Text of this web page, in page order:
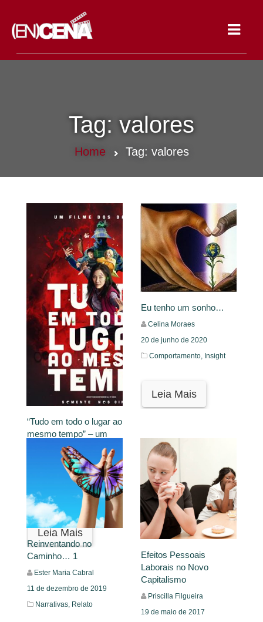
Tag: valores
Home Tag: valores
“Tudo em todo o lugar ao
mesmo tempo” – um
convite para a falta
Matheus de Castro
23 de março de 2023
Filme
Leia Mais
Eu tenho um sonho…
Celina Moraes
20 de junho de 2020
Comportamento, Insight
Leia Mais
Reinventando no
Caminho… 1
Ester Maria Cabral
11 de dezembro de 2019
Narrativas, Relato
Efeitos Pessoais
Laborais no Novo
Capitalismo
Priscilla Filgueira
19 de maio de 2017